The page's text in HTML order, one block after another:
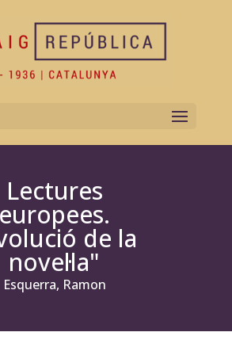
Lectures
europees.
de la
novel·la"
Esquerra, Ramon